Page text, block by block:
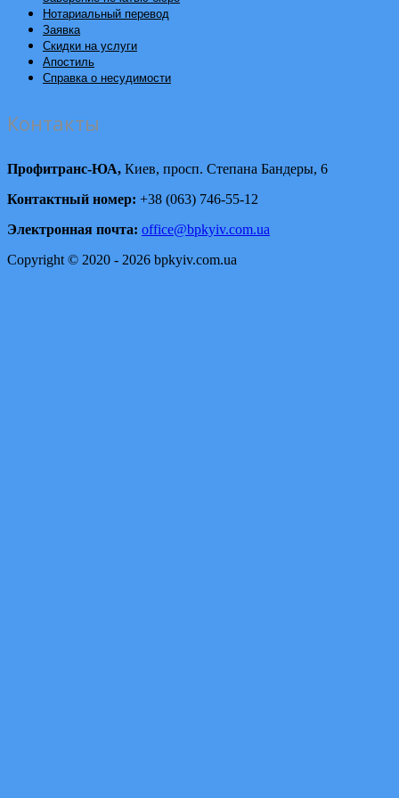
Нотариальный перевод
Заявка
Скидки на услуги
Апостиль
Справка о несудимости
Контакты
Профитранс-ЮА, Киев, просп. Степана Бандеры, 6
Контактный номер: +38 (063) 746-55-12
Электронная почта: office@bpkyiv.com.ua
Copyright © 2020 - 2026 bpkyiv.com.ua